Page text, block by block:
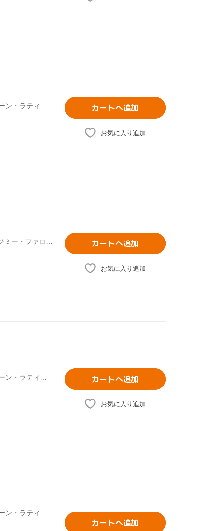
カートへ追加
お気に入り追加
カートへ追加
お気に入り追加
カートへ追加
お気に入り追加
カートへ追加